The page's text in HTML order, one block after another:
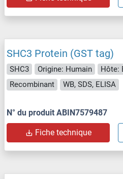
SHC3 Protein (GST tag)
SHC3 Origine: Humain
Hôte:
Recombinant
WB, SDS, ELISA
N° du produit ABIN7579487
Fiche technique